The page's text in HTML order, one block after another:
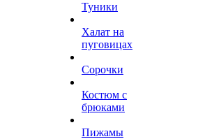
Туники
Халат на
пуговицах
Сорочки
Костюм с
брюками
Пижамы